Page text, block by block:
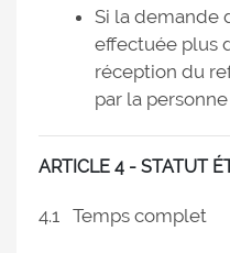
Si la demande
effectuée plus
réception du
par la
ARTICLE 4 - STATUT
4.1 Temps complet